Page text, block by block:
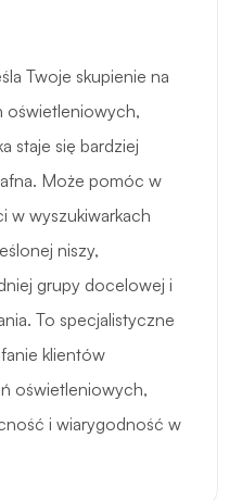
Twoje skupienie na
oświetleniowych,
staje się bardziej
Może pomóc w
w wyszukiwarkach
niszy,
grupy docelowej i
To specjalistyczne
klientów
oświetleniowych,
i wiarygodność w